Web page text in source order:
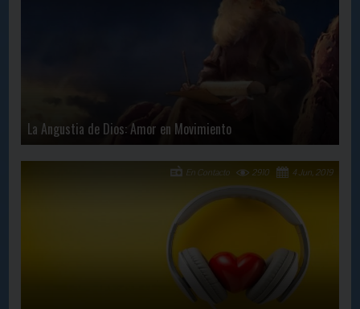
La Angustia de Dios: Amor en Movimiento
4 Jun, 2019
2910
En Contacto